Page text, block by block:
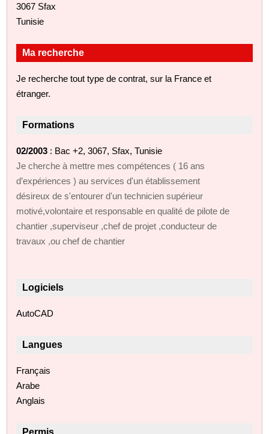
3067 Sfax
Tunisie
Ma recherche
Je recherche tout type de contrat, sur la France et
étranger.
Formations
02/2003 : Bac +2, 3067, Sfax, Tunisie
Je cherche à mettre mes compétences ( 16 ans
d’expériences ) au services d'un établissement
désireux de s'entourer d'un technicien supérieur
motivé,volontaire et responsable en qualité de pilote de
chantier ,superviseur ,chef de projet ,conducteur de
travaux ,ou chef de chantier
Logiciels
AutoCAD
Langues
Français
Arabe
Anglais
Permis